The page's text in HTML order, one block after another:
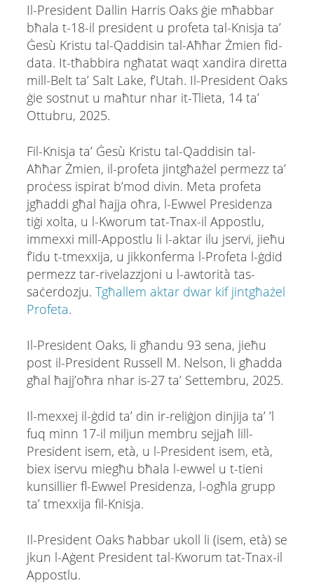
Il-President Dallin Harris Oaks ġie mħabbar
bħala t-18-il president u profeta tal-Knisja ta’
Ġesù Kristu tal-Qaddisin tal-Aħħar Żmien fid-
data. It-tħabbira ngħatat waqt xandira diretta
mill-Belt ta’ Salt Lake, f’Utah. Il-President Oaks
ġie sostnut u maħtur nhar it-Tlieta, 14 ta’
Ottubru, 2025.
Fil-Knisja ta’ Ġesù Kristu tal-Qaddisin tal-
Aħħar Żmien, il-profeta jintgħażel permezz ta’
proċess ispirat b’mod divin. Meta profeta
jgħaddi għal ħajja oħra, l-Ewwel Presidenza
tiġi xolta, u l-Kworum tat-Tnax-il Appostlu,
immexxi mill-Appostlu li l-aktar ilu jservi, jieħu
f’idu t-tmexxija, u jikkonferma l-Profeta l-ġdid
permezz tar-rivelazzjoni u l-awtorità tas-
saċerdozju. Tgħallem aktar dwar kif jintgħażel
Profeta.
Il-President Oaks, li għandu 93 sena, jieħu
post il-President Russell M. Nelson, li għadda
għal ħajj’oħra nhar is-27 ta’ Settembru, 2025.
Il-mexxej il-ġdid ta’ din ir-reliġjon dinjija ta’ ’l
fuq minn 17-il miljun membru sejjaħ lill-
President isem, età, u l-President isem, età,
biex iservu miegħu bħala l-ewwel u t-tieni
kunsillier fl-Ewwel Presidenza, l-ogħla grupp
ta’ tmexxija fil-Knisja.
Il-President Oaks ħabbar ukoll li (isem, età) se
jkun l-Aġent President tal-Kworum tat-Tnax-il
Appostlu.